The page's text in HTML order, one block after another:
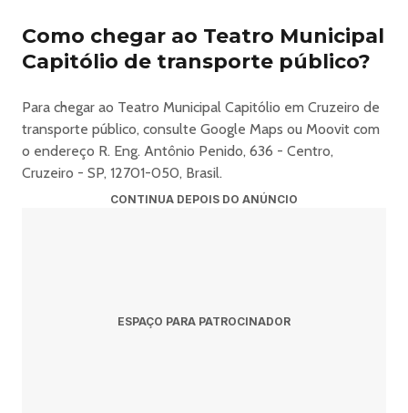
Como chegar ao Teatro Municipal
Capitólio de transporte público?
Para chegar ao Teatro Municipal Capitólio em Cruzeiro de
transporte público, consulte Google Maps ou Moovit com
o endereço R. Eng. Antônio Penido, 636 - Centro,
Cruzeiro - SP, 12701-050, Brasil.
CONTINUA DEPOIS DO ANÚNCIO
ESPAÇO PARA PATROCINADOR